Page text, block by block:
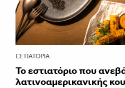
ΕΣΤΙΑΤΌΡΙΑ
Το εστιατόριο που
λατινοαμερικανικής